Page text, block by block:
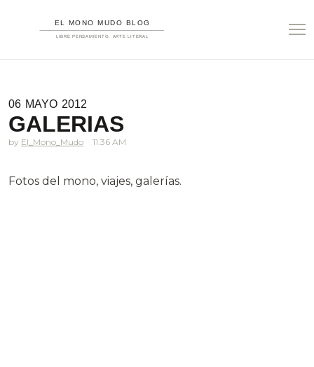
06 MAYO 2012
GALERIAS
El_Mono_Mudo 11.36 AM
Fotos del mono, viajes, galerías.